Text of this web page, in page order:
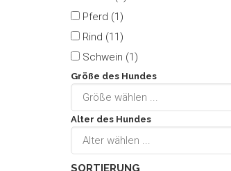
Pferd (1)
Rind (11)
Schwein (1)
Größe des Hundes
Alter des Hundes
SORTIERUNG